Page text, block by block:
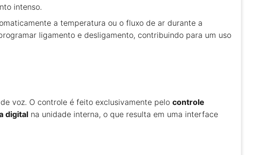
intenso.
a temperatura ou o fluxo de ar durante a
ligamento e desligamento, contribuindo para um uso
voz. O controle é feito exclusivamente pelo controle
digital na unidade interna, o que resulta em uma interface